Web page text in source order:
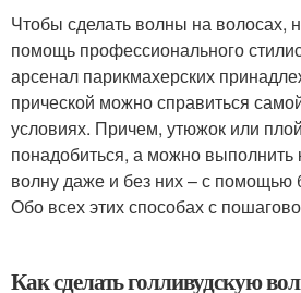
Чтобы сделать волны на волосах,
помощь профессионального
арсенал парикмахерских
прической можно справиться
условиях. Причем, утюжок или
понадобиться, а можно
волну даже и без них – с помощью
Обо всех этих способах с
Как сделать голливудскую